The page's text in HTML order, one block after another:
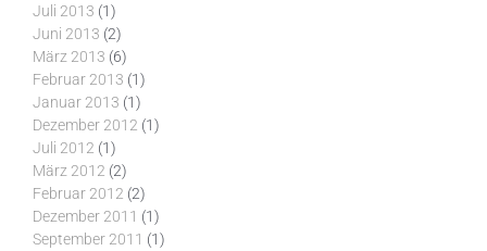
Juli 2013 (1)
Juni 2013 (2)
März 2013 (6)
Februar 2013 (1)
Januar 2013 (1)
Dezember 2012 (1)
Juli 2012 (1)
März 2012 (2)
Februar 2012 (2)
Dezember 2011 (1)
September 2011 (1)